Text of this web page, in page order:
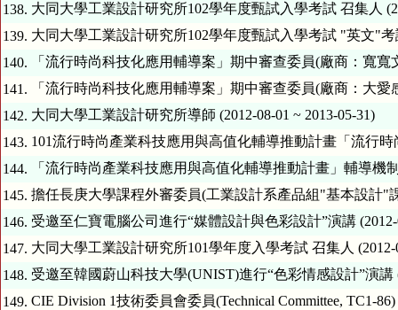
138. 大同大學工業設計研究所102學年度甄試入學考試 召集人
139. 大同大學工業設計研究所102學年度甄試入學考試 "英文"考
140.
「流行時尚科技化應用輔導案」期中審查委員(廠商：寬寬
141.
「流行時尚科技化應用輔導案」期中審查委員(廠商：大愛
142. 大同大學工業設計研究所導師 (2012-08-01 ~ 2013-05-31)
143. 101流行時尚產業科技應用與高值化輔導推動計畫「流行
144.
145. 擔任長庚大學課程外審委員(工業設計系產品組"基本設計"
146. 受邀至仁寶電腦公司進行“媒體設計與色彩設計”演講 (2012-
147. 大同大學工業設計研究所101學年度入學考試 召集人 (2012-
148. 受邀至韓國蔚山科技大學(UNIST)進行“色彩情感設計”演講
149. CIE Division 1技術委員會委員(Technical Committee, TC1-86)